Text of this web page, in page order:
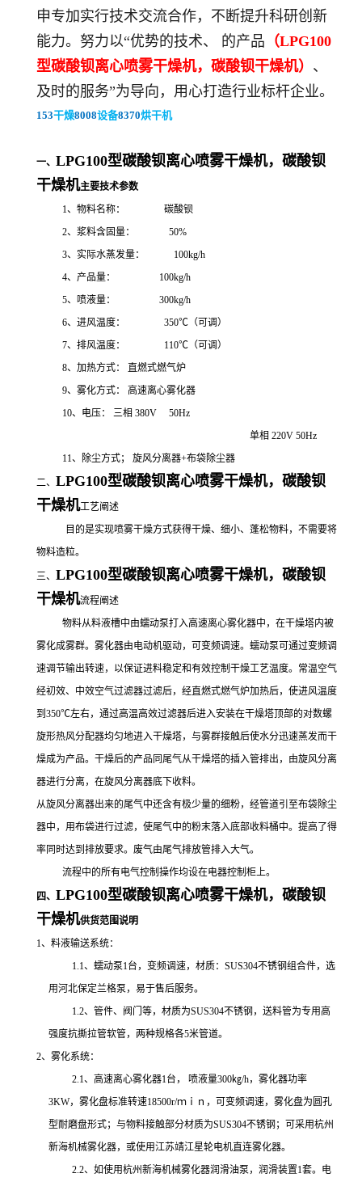
申专加实行技术交流合作，不断提升科研创新
能力。努力以“优势的技术、 的产品 （LPG100
型碳酸钡离心喷雾干燥机， 碳酸钡干燥机） 、
及时的服务”为导向，用心打造行业标杆企业。
153干燥8008设备8370烘干机
一、 LPG100型碳酸钡离心喷雾干燥机， 碳酸钡
干燥机主要技术参数
1、物料名称： 碳酸钡
2、浆料含固量： 50%
3、实际水蒸发量： 100kg/h
4、产品量： 100kg/h
5、喷液量： 300kg/h
6、进风温度： 350℃（可调）
7、排风温度： 110℃（可调）
8、加热方式：
直燃式燃气炉
9、雾化方式： 高速离心雾化器
10、电压： 三相 380V 50Hz
单相 220V 50Hz
11、除尘方式； 旋风分离器+布袋除尘器
二、 LPG100型碳酸钡离心喷雾干燥机， 碳酸钡
干燥机工艺阐述
目的是实现喷雾干燥方式获得干燥、细小、蓬松物料，不需要将
物料造粒。
三、 LPG100型碳酸钡离心喷雾干燥机， 碳酸钡
干燥机流程阐述
物料从料液槽中由蠕动泵打入高速离心雾化器中，在干燥塔内被
雾化成雾群。雾化器由电动机驱动，可变频调速。蠕动泵可通过变频调
速调节输出转速，以保证进料稳定和有效控制干燥工艺温度。常温空气
经初效、中效空气过滤器过滤后，经直燃式燃气炉加热后，使进风温度
到 350℃左右，通过高温高效过滤器后进入安装在干燥塔顶部的对数螺
旋形热风分配器均匀地进入干燥塔，与雾群接触后使水分迅速蒸发而干
燥成为产品。干燥后的产品同尾气从干燥塔的插入管排出，由旋风分离
器进行分离，在旋风分离器底下收料。
从旋风分离器出来的尾气中还含有极少量的细粉，经管道引至布袋除尘
器中，用布袋进行过滤，使尾气中的粉末落入底部收料桶中。提高了得
率同时达到排放要求。废气由尾气排放管排入大气。
流程中的所有电气控制操作均设在电器控制柜上。
四、 LPG100型碳酸钡离心喷雾干燥机， 碳酸钡
干燥机供货范围说明
1、料液输送系统：
1.1、蠕动泵1台，变频调速，材质：SUS304不锈钢组合件，选
用河北保定兰格泵，易于售后服务。
1.2、管件、阀门等，材质为SUS304不锈钢，送料管为专用 高
强度抗撕拉管软管，两种规格各5米管道。
2、雾化系统：
2.1、高速离心雾化器1台， 喷液量300㎏/h，雾化器功率
3KW，雾化盘标准转速18500r/ｍｉｎ，可变频调速，雾化盘为圆孔
型耐磨盘形式；与物料接触部分材质为SUS304不锈钢；可采用杭州
新海机械雾化器，或使用江苏靖江星轮电机直连雾化器。
2.2、如使用杭州新海机械雾化器润滑油泵，润滑装置1套。电